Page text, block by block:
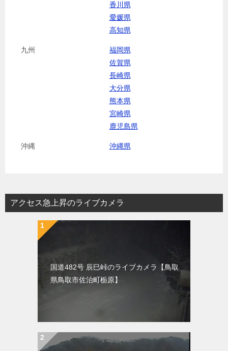
香川県
愛媛県
高知県
九州
福岡県
佐賀県
長崎県
大分県
熊本県
宮崎県
鹿児島県
沖縄 沖縄県
アクセス急上昇のライブカメラ
国道482号 辰巳峠のライブカメラ【鳥取
県鳥取市佐治町栃原】